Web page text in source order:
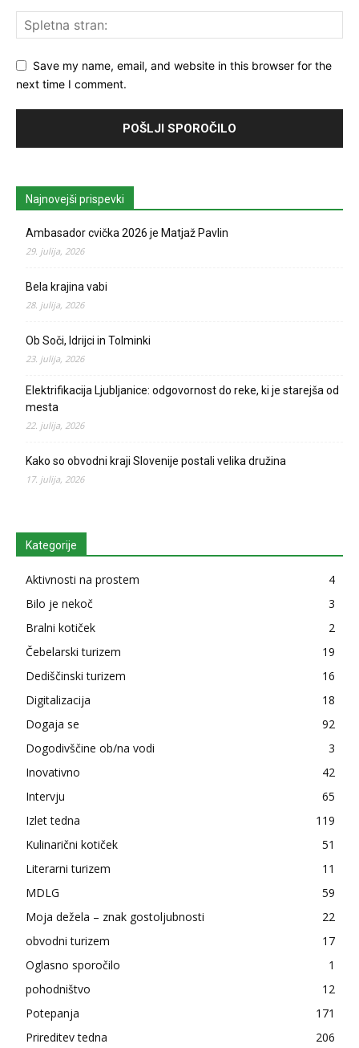
Save my name, email, and website in this browser for the
next time I comment.
Najnovejši prispevki
Ambasador cvička 2026 je Matjaž Pavlin
29. julija, 2026
Bela krajina vabi
28. julija, 2026
Ob Soči, Idrijci in Tolminki
23. julija, 2026
Elektrifikacija Ljubljanice: odgovornost do reke, ki je starejša od
mesta
22. julija, 2026
Kako so obvodni kraji Slovenije postali velika družina
17. julija, 2026
Kategorije
Aktivnosti na prostem
4
Bilo je nekoč
3
Bralni kotiček
2
Čebelarski turizem
19
Dediščinski turizem
16
Digitalizacija
18
Dogaja se
92
Dogodivščine ob/na vodi
3
Inovativno
42
Intervju
65
Izlet tedna
119
Kulinarični kotiček
51
Literarni turizem
11
MDLG
59
Moja dežela – znak gostoljubnosti
22
obvodni turizem
17
Oglasno sporočilo
1
pohodništvo
12
Potepanja
171
Prireditev tedna
206